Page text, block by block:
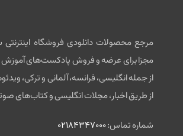
مرجع محصولات دانلودی فروشگاه
مجزا برای عرضه و فروش پادکست‌های آموزش
از جمله انگلیسی، فرانسه، آلمانی و ترکی،
از طریق اخبار، مجلات انگلیسی و کتاب‌های
شماره تماس:02184347000